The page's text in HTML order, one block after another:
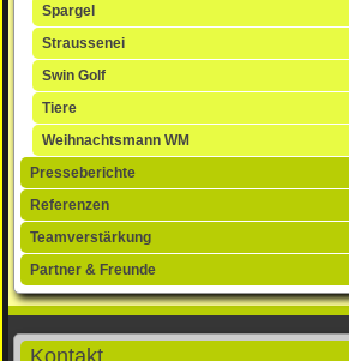
Spargel
Straussenei
Swin Golf
Tiere
Weihnachtsmann WM
Presseberichte
Referenzen
Teamverstärkung
Partner & Freunde
Kontakt